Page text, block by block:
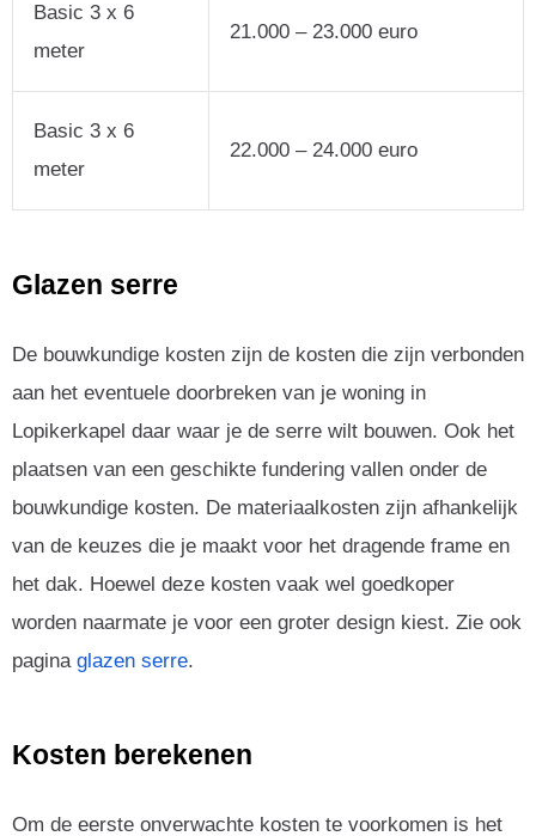
Basic 3 x 6
meter
21.000 – 23.000 euro
Basic 3 x 6
meter
22.000 – 24.000 euro
Glazen serre
De bouwkundige kosten zijn de kosten die zijn verbonden
aan het eventuele doorbreken van je woning in
Lopikerkapel daar waar je de serre wilt bouwen. Ook het
plaatsen van een geschikte fundering vallen onder de
bouwkundige kosten. De materiaalkosten zijn afhankelijk
van de keuzes die je maakt voor het dragende frame en
het dak. Hoewel deze kosten vaak wel goedkoper
worden naarmate je voor een groter design kiest. Zie ook
pagina glazen serre.
Kosten berekenen
Om de eerste onverwachte kosten te voorkomen is het